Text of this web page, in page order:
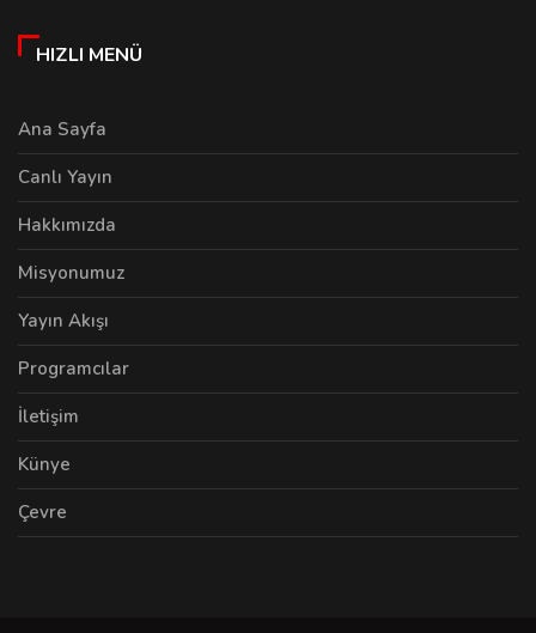
HIZLI MENÜ
Ana Sayfa
Canlı Yayın
Hakkımızda
Misyonumuz
Yayın Akışı
Programcılar
İletişim
Künye
Çevre